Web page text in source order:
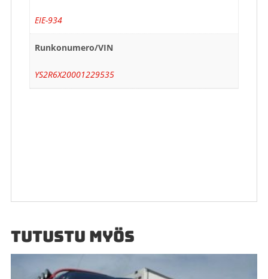
EIE-934
Runkonumero/VIN
YS2R6X20001229535
TUTUSTU MYÖS